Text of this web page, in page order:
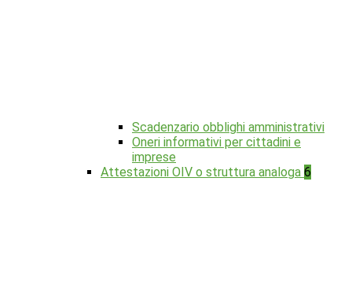
Scadenzario obblighi amministrativi
Oneri informativi per cittadini e
imprese
Attestazioni OIV o struttura analoga 6